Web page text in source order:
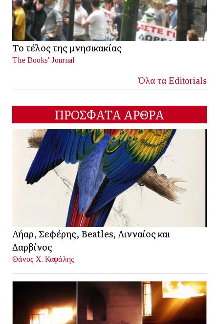
Το τέλος της μνησικακίας
The Books' Journal
Όλα τα Editorials
ΠΡΟΣΦΑΤΑ ΑΡΘΡΑ
Λήαρ, Σεφέρης, Beatles, Λινναίος και
Δαρβίνος
Θάνος Χ. Καψάλης